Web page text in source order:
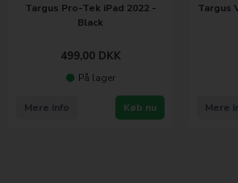
Targus Pro-Tek iPad 2022 -
Black
499,00 DKK
På lager
Køb nu
Mere info
Targus
Mere